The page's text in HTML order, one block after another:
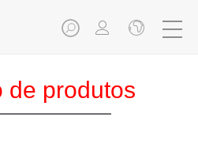
de produtos